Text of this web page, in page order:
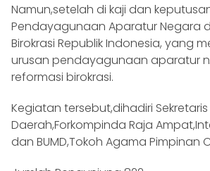
Namun,setelah di kaji dan
Pendayagunaan Aparatur Negara
Birokrasi Republik Indonesia, yang
urusan pendayagunaan aparatur
reformasi birokrasi.
Kegiatan tersebut,dihadiri Sekretaris
Daerah,Forkompinda Raja
dan BUMD,Tokoh Agama Pimpinan